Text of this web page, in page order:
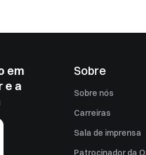
em
e a
Sobre
Sobre nós
Carreiras
Sala de imprensa
Patrocinador da